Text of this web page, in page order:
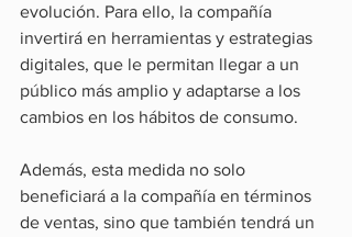
evolución. Para ello, la compañía
invertirá en herramientas y estrategias
digitales, que le permitan llegar a un
público más amplio y adaptarse a los
cambios en los hábitos de consumo.
Además, esta medida no solo
beneficiará a la compañía en términos
de ventas, sino que también tendrá un